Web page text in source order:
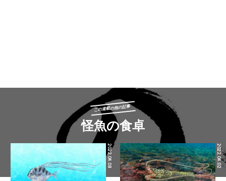
この連載の他の記事
怪魚の食卓
2022.04.08 2022.04.02